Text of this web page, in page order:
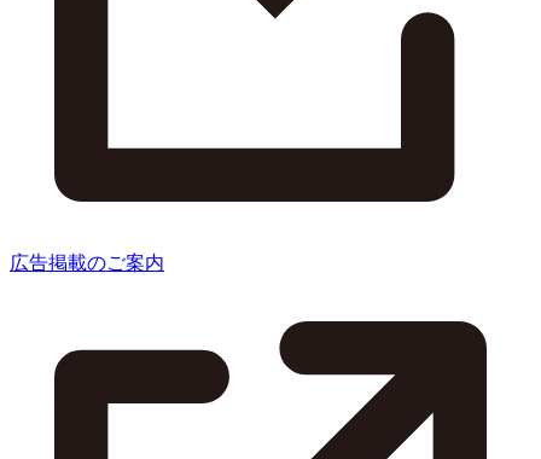
広告掲載のご案内